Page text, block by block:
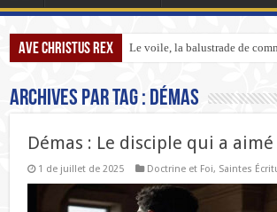
Ave Christus Rex Le voile, la balustrade de
Archives par tag : Démas
Démas : Le disciple qui a
1 de juillet de 2025 Doctrine et Foi, Saintes